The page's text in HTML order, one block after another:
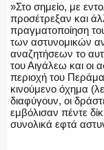
»Στο σημείο, με
προσέτρεξαν και
πραγματοποίηση
των αστυνομικών
αναζητήσεων το
του Αιγάλεω και οι
περιοχή του
κινούμενο όχημα
διαφύγουν, οι
εμβόλισαν πέντε
συνολικά εφτά